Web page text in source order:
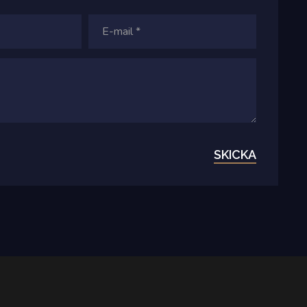
SKICKA